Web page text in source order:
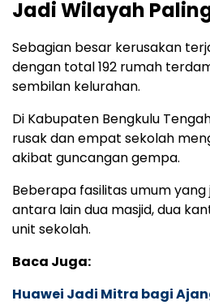
Jadi Wilayah
Sebagian besar kerusakan
dengan total 192 rumah
sembilan kelurahan.
Di Kabupaten Bengkulu
rusak dan empat sekolah
akibat guncangan gempa.
Beberapa fasilitas umum
antara lain dua masjid, dua
unit sekolah.
Baca Juga:
Huawei Jadi Mitra bagi